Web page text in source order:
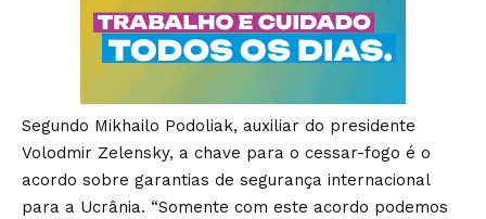
Segundo Mikhailo Podoliak, auxiliar do presidente
Volodmir Zelensky, a chave para o cessar-fogo é o
acordo sobre garantias de segurança internacional
para a Ucrânia. “Somente com este acordo podemos